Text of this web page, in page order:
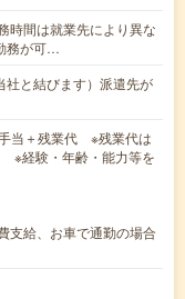
時間は就業先により異な
務が可…
社と結びます）派遣先が
当＋残業代 ※残業代は
経験・年齢・能力等を
給、お車で通勤の場合